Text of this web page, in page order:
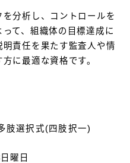
分析し、コントロールを
て、組織体の目標達成に
責任を果たす監査人や情
に最適な資格です。
肢選択式(四肢択一)
曜日